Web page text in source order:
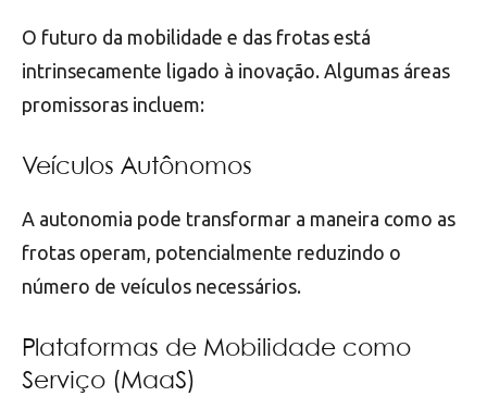
O futuro da mobilidade e das frotas está
intrinsecamente ligado à inovação. Algumas áreas
promissoras incluem:
Veículos Autônomos
A autonomia pode transformar a maneira como as
frotas operam, potencialmente reduzindo o
número de veículos necessários.
Plataformas de Mobilidade como
Serviço (MaaS)